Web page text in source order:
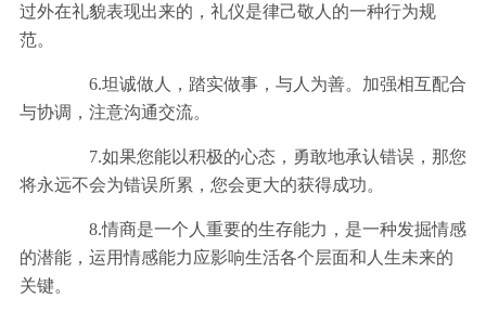
过外在礼貌表现出来的，礼仪是律己敬人的一种行为规
范。
6.坦诚做人，踏实做事，与人为善。加强相互配合
与协调，注意沟通交流。
7.如果您能以积极的心态，勇敢地承认错误，那您
将永远不会为错误所累，您会更大的获得成功。
8.情商是一个人重要的生存能力，是一种发掘情感
的潜能，运用情感能力应影响生活各个层面和人生未来的
关键。